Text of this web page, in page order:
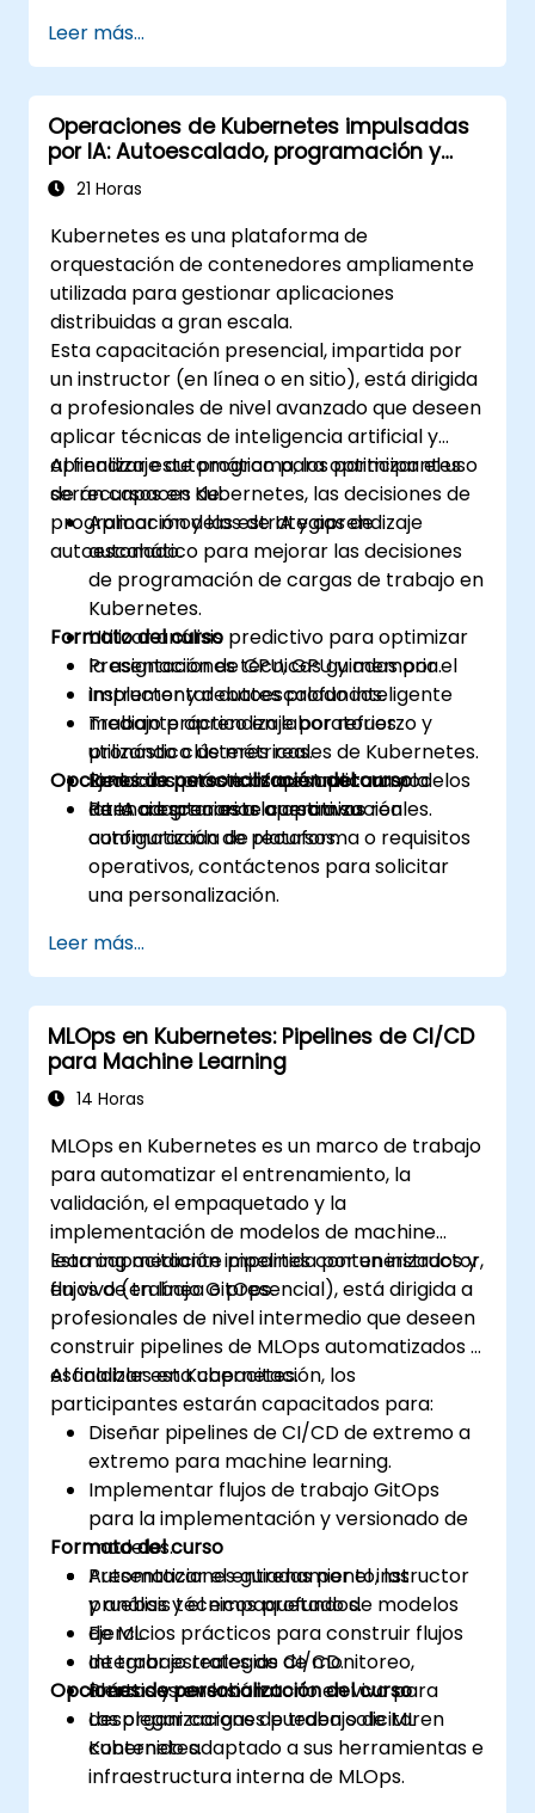
Leer más...
Operaciones de Kubernetes impulsadas
por IA: Autoescalado, programación y
optimización de recursos
21 Horas
Kubernetes es una plataforma de
orquestación de contenedores ampliamente
utilizada para gestionar aplicaciones
distribuidas a gran escala.
Esta capacitación presencial, impartida por
un instructor (en línea o en sitio), está dirigida
a profesionales de nivel avanzado que deseen
aplicar técnicas de inteligencia artificial y
aprendizaje automático para optimizar el uso
de recursos en Kubernetes, las decisiones de
programación y las estrategias de
autoescalado.
Al finalizar este programa, los participantes
serán capaces de:
Aplicar modelos de IA y aprendizaje
automático para mejorar las decisiones
de programación de cargas de trabajo en
Kubernetes.
Utilizar análisis predictivo para optimizar
la asignación de CPU, GPU y memoria.
Implementar autoescalado inteligente
mediante aprendizaje por refuerzo y
pronóstico de métricas.
Reducir costos e infraestructura y la
latencia gracias a la optimización
automatizada de recursos.
Formato del curso
Presentaciones técnicas guiadas por el
instructor y debates profundos.
Trabajo práctico en laboratorios
utilizando clústeres reales de Kubernetes.
Ejercicios prácticos que aplican modelos
de IA a escenarios operativos reales.
Opciones de personalización del curso
Para adaptar este curso a su
configuración de plataforma o requisitos
operativos, contáctenos para solicitar
una personalización.
Leer más...
MLOps en Kubernetes: Pipelines de CI/CD
para Machine Learning
14 Horas
MLOps en Kubernetes es un marco de trabajo
para automatizar el entrenamiento, la
validación, el empaquetado y la
implementación de modelos de machine
learning mediante pipelines contenerizados y
flujos de trabajo GitOps.
Esta capacitación impartida por un instructor,
en vivo (en línea o presencial), está dirigida a
profesionales de nivel intermedio que deseen
construir pipelines de MLOps automatizados y
escalables en Kubernetes.
Al finalizar esta capacitación, los
participantes estarán capacitados para:
Diseñar pipelines de CI/CD de extremo a
extremo para machine learning.
Implementar flujos de trabajo GitOps
para la implementación y versionado de
modelos.
Automatizar el entrenamiento, las
pruebas y el empaquetado de modelos
de ML.
Integrar estrategias de monitoreo,
alertas y reversión.
Formato del curso
Presentaciones guiadas por el instructor
y análisis técnicos profundos.
Ejercicios prácticos para construir flujos
de trabajo reales de CI/CD.
Prácticas en laboratorio en vivo para
desplegar cargas de trabajo de ML en
Kubernetes.
Opciones de personalización del curso
Las organizaciones pueden solicitar
contenido adaptado a sus herramientas e
infraestructura interna de MLOps.